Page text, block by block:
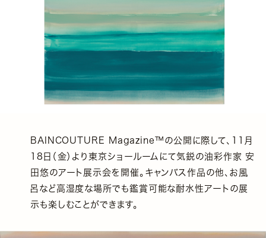
BAINCOUTURE Magazine™の公開に際して、11月
18日（金）より東京ショールームにて気鋭の油彩作家 安
田悠のアート展示会を開催。キャンバス作品の他、お風
呂など高湿度な場所でも鑑賞可能な耐水性アートの展
示も楽しむことができます。